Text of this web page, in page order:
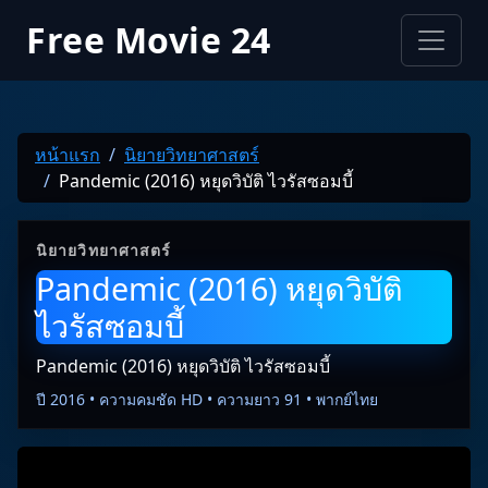
Free Movie 24
หน้าแรก
นิยายวิทยาศาสตร์
Pandemic (2016) หยุดวิบัติ ไวรัสซอมบี้
นิยายวิทยาศาสตร์
Pandemic (2016) หยุดวิบัติ
ไวรัสซอมบี้
Pandemic (2016) หยุดวิบัติ ไวรัสซอมบี้
ปี 2016 • ความคมชัด HD • ความยาว 91 • พากย์ไทย